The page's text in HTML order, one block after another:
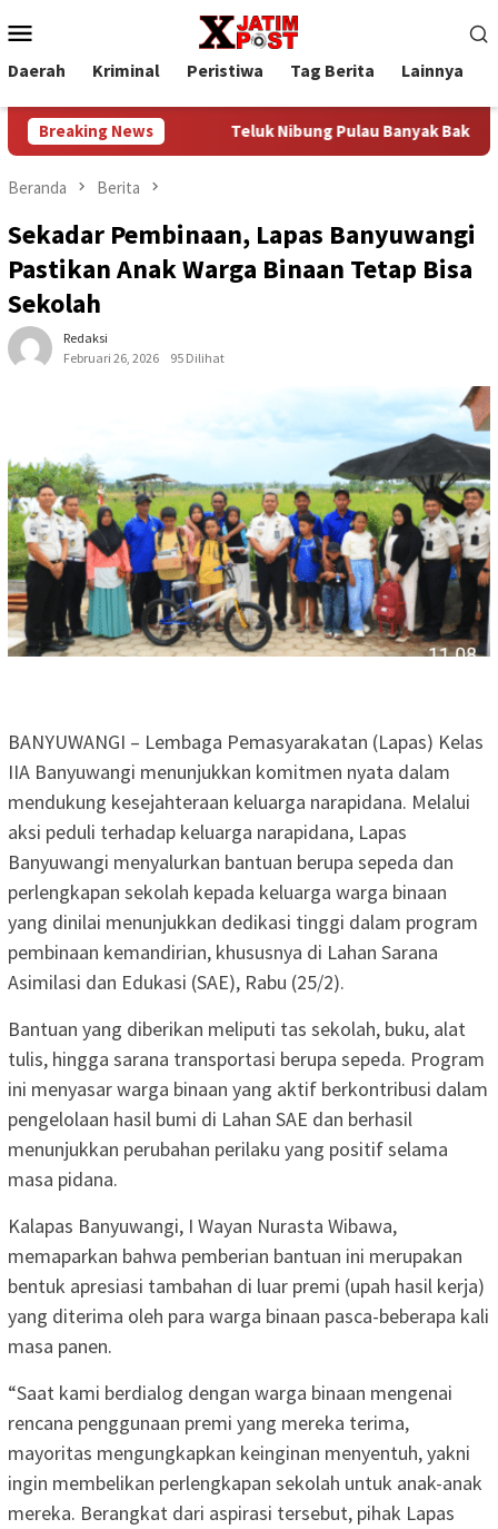
ke
kontenMobile
Daerah Kriminal Peristiwa Tag Berita Lainnya
Breaking News
Distribusi Teluk Nibung Pulau Banyak Bakal
Beranda Berita
Sekadar Pembinaan, Lapas Banyuwangi
Pastikan Anak Warga Binaan Tetap Bisa
Sekolah
Redaksi
Februari 26, 2026
95 Dilihat
BANYUWANGI – Lembaga Pemasyarakatan (Lapas) Kelas
IIA Banyuwangi menunjukkan komitmen nyata dalam
mendukung kesejahteraan keluarga narapidana. Melalui
aksi peduli terhadap keluarga narapidana, Lapas
Banyuwangi menyalurkan bantuan berupa sepeda dan
perlengkapan sekolah kepada keluarga warga binaan
yang dinilai menunjukkan dedikasi tinggi dalam program
pembinaan kemandirian, khususnya di Lahan Sarana
Asimilasi dan Edukasi (SAE), Rabu (25/2).
Bantuan yang diberikan meliputi tas sekolah, buku, alat
tulis, hingga sarana transportasi berupa sepeda. Program
ini menyasar warga binaan yang aktif berkontribusi dalam
pengelolaan hasil bumi di Lahan SAE dan berhasil
menunjukkan perubahan perilaku yang positif selama
masa pidana.
Kalapas Banyuwangi, I Wayan Nurasta Wibawa,
memaparkan bahwa pemberian bantuan ini merupakan
bentuk apresiasi tambahan di luar premi (upah hasil kerja)
yang diterima oleh para warga binaan pasca-beberapa kali
masa panen.
“Saat kami berdialog dengan warga binaan mengenai
rencana penggunaan premi yang mereka terima,
mayoritas mengungkapkan keinginan menyentuh, yakni
ingin membelikan perlengkapan sekolah untuk anak-anak
mereka. Berangkat dari aspirasi tersebut, pihak Lapas